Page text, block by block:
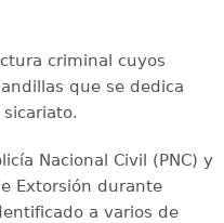
criminal cuyos
que se dedica
Nacional Civil (PNC) y
Extorsión durante
a varios de